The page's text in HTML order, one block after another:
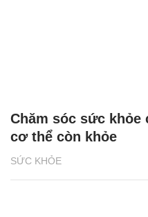
SỨC KHỎE
Chăm sóc sức khỏe
cơ thể còn khỏe